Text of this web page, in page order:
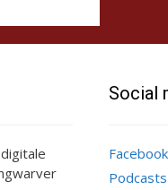
Social
Facebook
Podcasts